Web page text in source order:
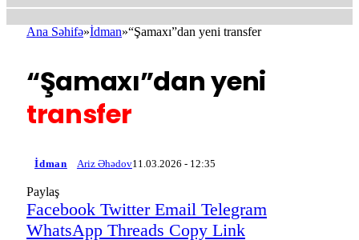
Ana Səhifə»İdman»“Şamaxı”dan yeni transfer
“Şamaxı”dan yeni
transfer
İdman Ariz Əhədov11.03.2026 - 12:35
Paylaş
Facebook Twitter Email Telegram
WhatsApp Threads Copy Link